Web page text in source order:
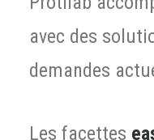
avec des
demandes
Les facettes